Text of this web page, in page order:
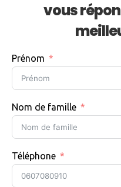
vous
Prénom
Nom de famille
Téléphone